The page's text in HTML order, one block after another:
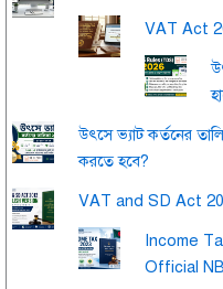
VAT Act
উৎসে ভ্যাট কর্তনের
করতে হবে?
VAT and SD Act
Income
Official